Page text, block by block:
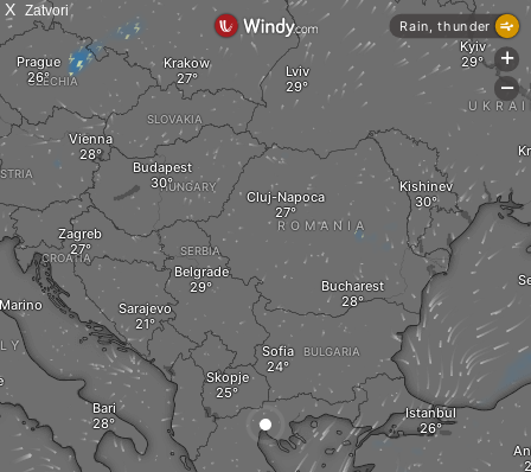
X Zatvori